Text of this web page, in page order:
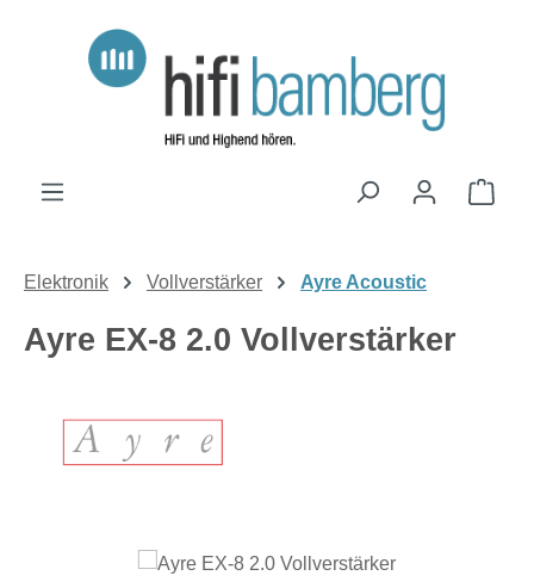
Zum Hauptinhalt springen
Elektronik Vollverstärker Ayre Acoustic
Ayre EX-8 2.0 Vollverstärker
Bildergalerie überspringen